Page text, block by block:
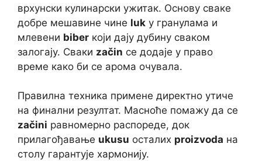
врхунски кулинарски ужитак. Основу сваке
добре мешавине чине luk у гранулама и
млевени biber који дају дубину сваком
залогају. Сваки začin се додаје у право
време како би се арома очувала.
Правилна техника примене директно утиче
на финални резултат. Масноће помажу да се
začini равномерно распореде, док
прилагођавање ukusu осталих proizvoda на
столу гарантује хармонију.